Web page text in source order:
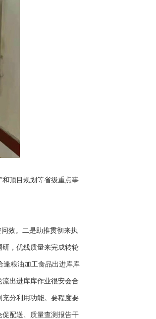
顶目规划等省级重点事
效。二是助推贯彻来执
，优线质量来完成转轮
逢粮油加工食品出进库库
出进库库作业很安会合
分利用功能。要程度要
配送、质量查测报告干